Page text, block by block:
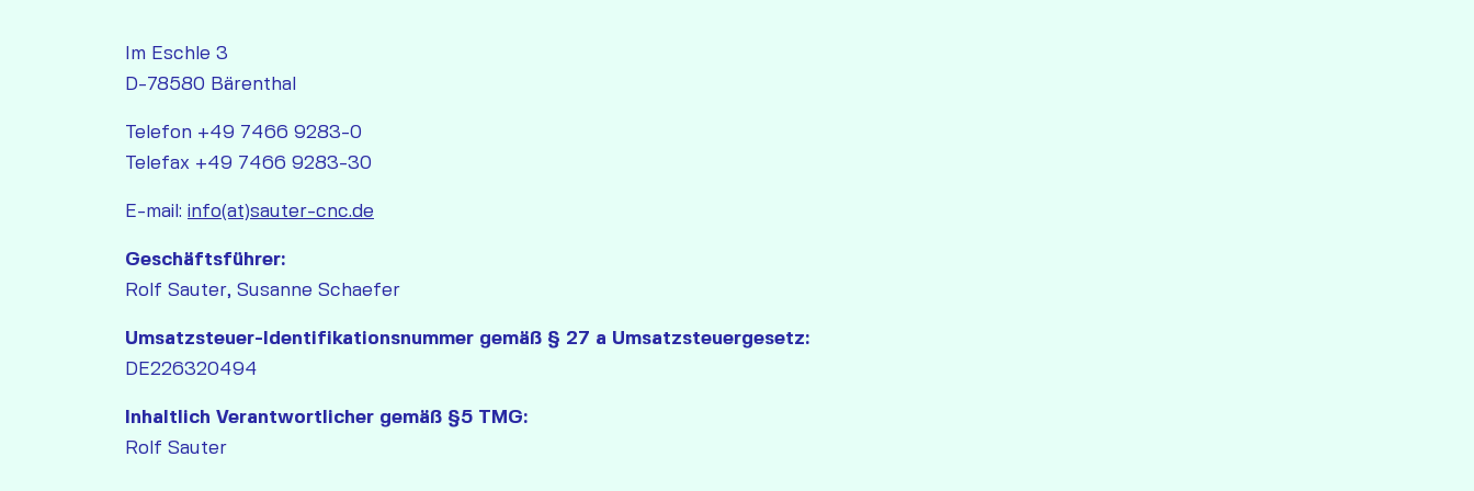
Im Eschle 3
D-78580 Bärenthal
Telefon +49 7466 9283-0
Telefax +49 7466 9283-30
E-mail: info(at)sauter-cnc.de
Geschäftsführer:
Rolf Sauter, Susanne Schaefer
Umsatzsteuer-Identifikationsnummer gemäß § 27 a Umsatzsteuergesetz:
DE226320494
Inhaltlich Verantwortlicher gemäß §5 TMG:
Rolf Sauter